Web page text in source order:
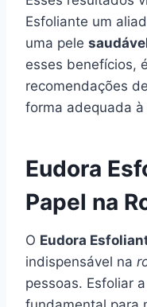
Esfoliante um
uma pele
esses benefícios,
recomendações
forma adequada
Eudora
Papel na
O Eudora
indispensável na
pessoas. Esfoliar